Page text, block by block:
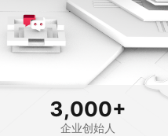
3,000+
企业创始人